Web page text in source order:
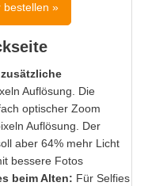
bestellen »
zusätzliche
Auflösung. Die
optischer Zoom
Auflösung. Der
aber 64% mehr Licht
bessere Fotos
beim Alten: Für Selfies